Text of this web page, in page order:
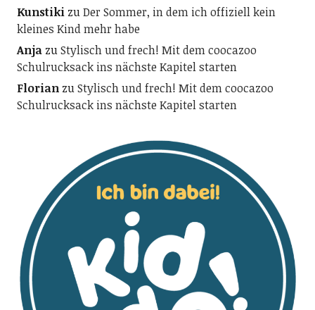
KunstikizuDer Sommer, in dem ich offiziell kein
kleines Kind mehr habe
AnjazuStylisch und frech! Mit dem coocazoo
Schulrucksack ins nächste Kapitel starten
FlorianzuStylisch und frech! Mit dem coocazoo
Schulrucksack ins nächste Kapitel starten